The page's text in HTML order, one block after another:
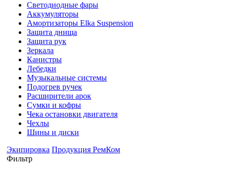
Cветодиодные фары
Аккумуляторы
Амортизаторы Elka Suspension
Защита днища
Защита рук
Зеркала
Канистры
Лебедки
Музыкальные системы
Подогрев ручек
Расширители арок
Сумки и кофры
Чека остановки двигателя
Чехлы
Шины и диски
Экипировка Продукция РемКом
Фильтр